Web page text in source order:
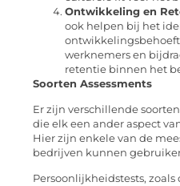
Ontwikkeling en
ook helpen bij het
werknemers en
retentie binnen het
Soorten Assessments
Er zijn verschillende
die elk een ander aspect
Hier zijn enkele van de
bedrijven kunnen
Persoonlijkheidstests, zoals